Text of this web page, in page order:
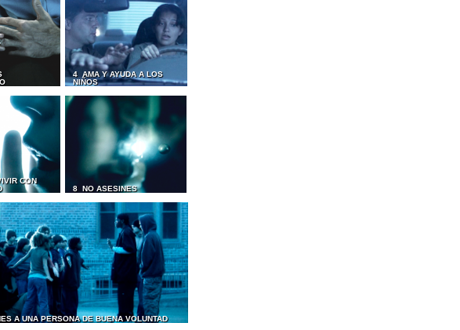
4 AMA Y AYUDA A LOS
NIÑOS
CON
8 NO ASESINES
A UNA PERSONA DE BUENA VOLUNTAD